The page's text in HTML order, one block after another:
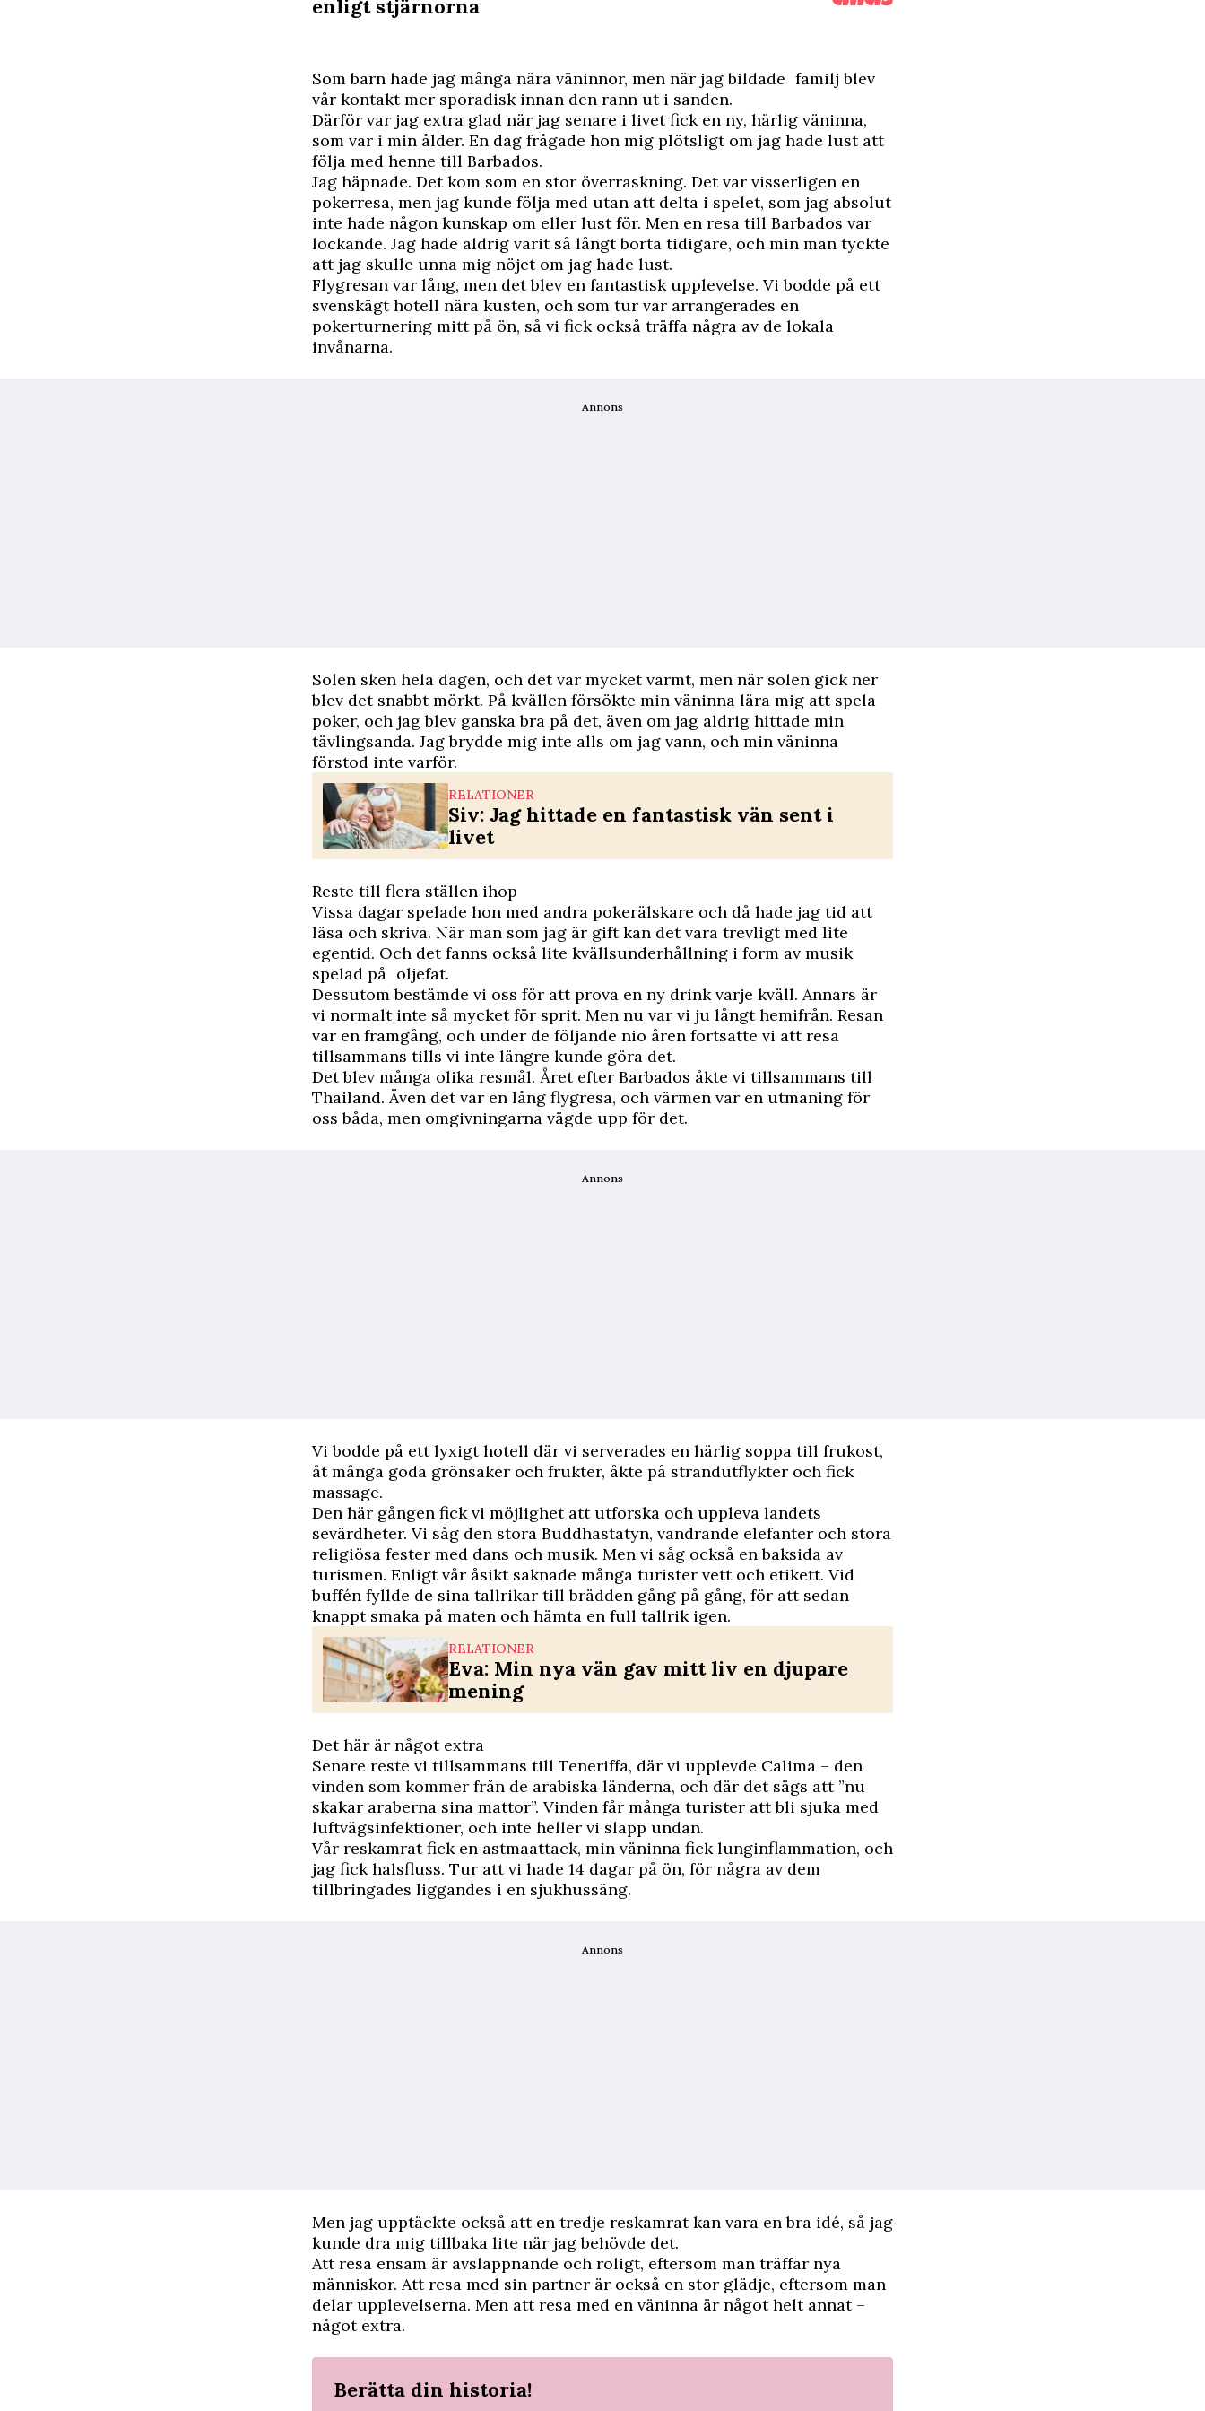
enligt stjärnorna
Som barn hade jag många nära väninnor, men när jag bildade familj blev
vår kontakt mer sporadisk innan den rann ut i sanden.
Därför var jag extra glad när jag senare i livet fick en ny, härlig väninna,
som var i min ålder. En dag frågade hon mig plötsligt om jag hade lust att
följa med henne till Barbados.
Jag häpnade. Det kom som en stor överraskning. Det var visserligen en
pokerresa, men jag kunde följa med utan att delta i spelet, som jag absolut
inte hade någon kunskap om eller lust för. Men en resa till Barbados var
lockande. Jag hade aldrig varit så långt borta tidigare, och min man tyckte
att jag skulle unna mig nöjet om jag hade lust.
Flygresan var lång, men det blev en fantastisk upplevelse. Vi bodde på ett
svenskägt hotell nära kusten, och som tur var arrangerades en
pokerturnering mitt på ön, så vi fick också träffa några av de lokala
invånarna.
Annons
Solen sken hela dagen, och det var mycket varmt, men när solen gick ner
blev det snabbt mörkt. På kvällen försökte min väninna lära mig att spela
poker, och jag blev ganska bra på det, även om jag aldrig hittade min
tävlingsanda. Jag brydde mig inte alls om jag vann, och min väninna
förstod inte ­varför.
RELATIONER
Siv: Jag hittade en fantastisk vän sent i
livet
Reste till flera ställen ihop
Vissa dagar spelade hon med andra pokerälskare och då hade jag tid att
läsa och skriva. När man som jag är gift kan det vara trevligt med lite
egentid. Och det fanns också lite kvällsunderhållning i form av musik
spelad på oljefat.
Dessutom bestämde vi oss för att prova en ny drink varje kväll. Annars är
vi normalt inte så mycket för sprit. Men nu var vi ju långt hemifrån. Resan
var en framgång, och under de följande nio åren fortsatte vi att resa
tillsammans tills vi inte längre kunde göra det.
Det blev många olika resmål. Året efter Barbados åkte vi tillsammans till
Thailand. Även det var en lång flygresa, och värmen var en utmaning för
oss båda, men omgivningarna vägde upp för det.
Annons
Vi bodde på ett lyxigt hotell där vi serverades en härlig soppa till frukost,
åt många goda grönsaker och frukter, åkte på strandutflykter och fick
massage.
Den här gången fick vi möjlighet att utforska och uppleva landets
sevärdheter. Vi såg den stora Buddhastatyn, vandrande elefanter och stora
religiösa fester med dans och musik. Men vi såg också en baksida av
turismen. Enligt vår åsikt saknade många turister vett och etikett. Vid
buffén fyllde de sina tallrikar till brädden gång på gång, för att sedan
knappt smaka på maten och hämta en full tallrik igen.
RELATIONER
Eva: Min nya vän gav mitt liv en djupare
mening
Det här är något extra
Senare reste vi tillsammans till Teneriffa, där vi upplevde Calima – den
vinden som kommer från de arabiska länderna, och där det sägs att ”nu
skakar araberna sina mattor”. Vinden får många turister att bli sjuka med
luftvägsinfektioner, och inte heller vi slapp undan.
Vår reskamrat fick en astmaattack, min väninna ficklunginflammation, och
jag fick halsfluss. Tur att vi hade 14 dagar på ön, för några av dem
tillbringades liggandes i en sjukhussäng.
Annons
Men jag upptäckte också att en tredje reskamrat kan vara en bra idé, så jag
kunde dra mig tillbaka lite när jag behövde det.
Att resa ensam är avslappnande och roligt, eftersom man träffar nya
människor. Att resa med sin partner är också en stor glädje, eftersom man
delar upplevelserna. Men att resa med en väninna är något helt annat –
något extra.
Berätta din historia!